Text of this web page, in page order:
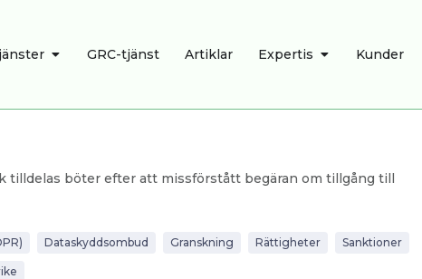
OPEN TJÄNSTER
GRC-tjänst Artiklar Expertis OPEN EXPERTIS
Kunder
tilldelas böter efter att missförstått begäran om tillgång till
Dataskyddsombud Granskning Rättigheter Sanktioner